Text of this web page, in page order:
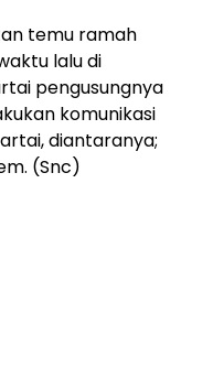
temu ramah
lalu di
pengusungnya
komunikasi
diantaranya;
(Snc)